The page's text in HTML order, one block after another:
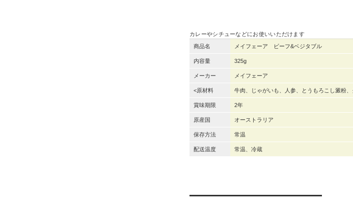
カレーやシチューなどにお使いいただけます
商品名
メイフェーア ビーフ&ベジタブル
内容量 325g
メーカー メイフェーア
<原材料 牛肉、じゃがいも、人参、とうもろこし澱粉
賞味期限 2年
原産国 オーストラリア
保存方法 常温
配送温度 常温、冷蔵